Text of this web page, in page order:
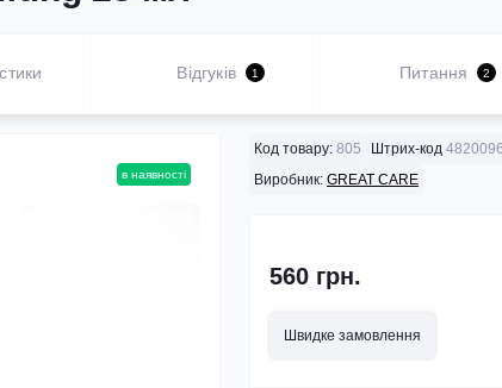
Відгуків 1 Питання 2
в наявності
Код товару: 805 Штрих-код
Виробник: GREAT CARE
560 грн.
Швидке замовлення